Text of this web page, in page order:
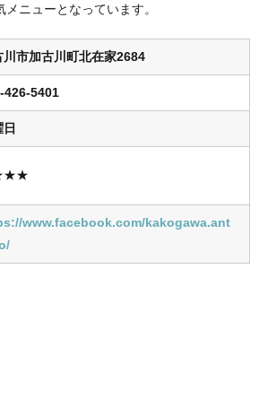
ニューとなっています。
川市加古川町北在家2684
426-5401
www.facebook.com/kakogawa.ant